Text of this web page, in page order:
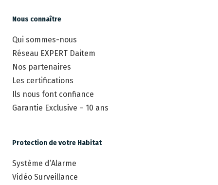
Nous connaître
Qui sommes-nous
Réseau EXPERT Daitem
Nos partenaires
Les certifications
Ils nous font confiance
Garantie Exclusive – 10 ans
Protection de votre Habitat
Système d’Alarme
Vidéo Surveillance